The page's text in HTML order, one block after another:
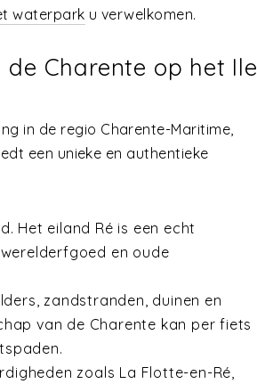
waterpark u verwelkomen.
Charente op het Ile
in de regio Charente-Maritime,
een unieke en authentieke
Het eiland Ré is een echt
en oude
zandstranden, duinen en
van de Charente kan per fiets
zoals La Flotte-en-Ré,